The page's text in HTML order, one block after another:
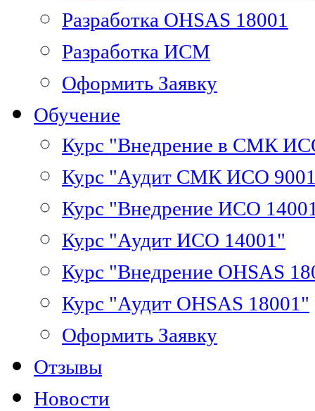
Разработка OHSAS 18001
Разработка ИСМ
Оформить Заявку
Обучение
Курс "Внедрение в СМК
Курс "Аудит СМК ИСО
Курс "Внедрение ИСО
Курс "Аудит ИСО 14001"
Курс "Внедрение OHSAS
Курс "Аудит OHSAS 18001"
Оформить Заявку
Отзывы
Новости